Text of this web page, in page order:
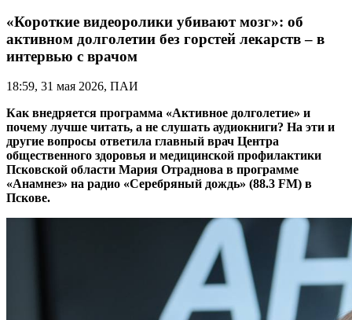
«Короткие видеоролики убивают мозг»: об
активном долголетии без горстей лекарств – в
интервью с врачом
18:59, 31 мая 2026, ПАИ
Как внедряется программа «Активное долголетие» и
почему лучше читать, а не слушать аудиокниги? На эти и
другие вопросы ответила главный врач Центра
общественного здоровья и медицинской профилактики
Псковской области Мария Отраднова в программе
«Анамнез» на радио «Серебряный дождь» (88.3 FM) в
Пскове.